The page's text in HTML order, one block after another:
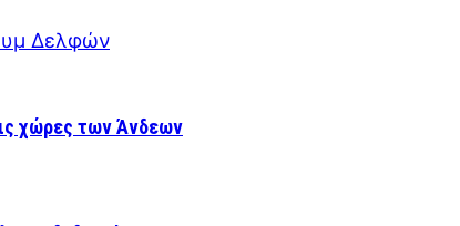
Δελφών
χώρες των Άνδεων